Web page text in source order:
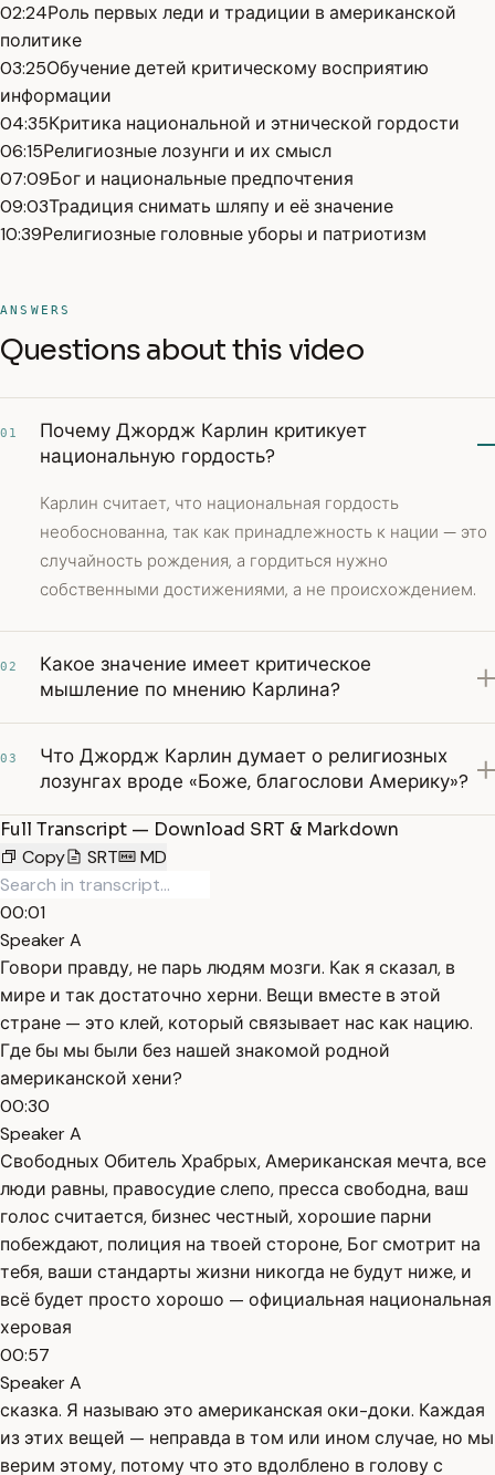
02:24Роль первых леди и традиции в американской
политике
03:25Обучение детей критическому восприятию
информации
04:35Критика национальной и этнической гордости
06:15Религиозные лозунги и их смысл
07:09Бог и национальные предпочтения
09:03Традиция снимать шляпу и её значение
10:39Религиозные головные уборы и патриотизм
ANSWERS
Questions about this video
01
Почему Джордж Карлин критикует
национальную гордость?
Карлин считает, что национальная гордость
необоснованна, так как принадлежность к нации — это
случайность рождения, а гордиться нужно
собственными достижениями, а не происхождением.
02
Какое значение имеет критическое
мышление по мнению Карлина?
03
Что Джордж Карлин думает о религиозных
лозунгах вроде «Боже, благослови Америку»?
Full Transcript — Download SRT & Markdown
Copy
SRT MD
00:01
Speaker A
Говори правду, не парь людям мозги. Как я сказал, в
мире и так достаточно херни. Вещи вместе в этой
стране — это клей, который связывает нас как нацию.
Где бы мы были без нашей знакомой родной
американской хени?
00:30
Speaker A
Свободных Обитель Храбрых, Американская мечта, все
люди равны, правосудие слепо, пресса свободна, ваш
голос считается, бизнес честный, хорошие парни
побеждают, полиция на твоей стороне, Бог смотрит на
тебя, ваши стандарты жизни никогда не будут ниже, и
всё будет просто хорошо — официальная национальная
херовая
00:57
Speaker A
сказка. Я называю это американская оки-доки. Каждая
из этих вещей — неправда в том или ином случае, но мы
верим этому, потому что это вдолблено в голову с